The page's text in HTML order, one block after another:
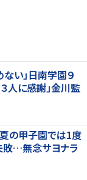
ない」日南学園９
人に感謝」金川監
の甲子園では1度
敗…無念サヨナラ